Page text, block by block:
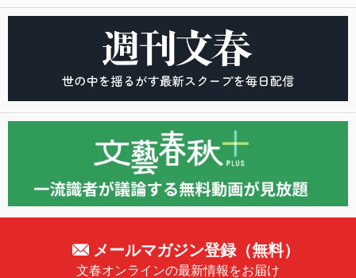
メールマガジン登録（無料）
文春オンラインの最新情報をお届け